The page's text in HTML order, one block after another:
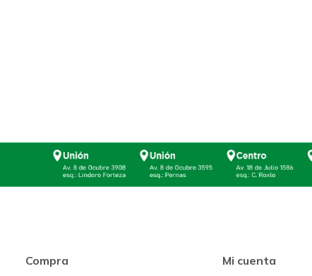
Compra Mi cuenta